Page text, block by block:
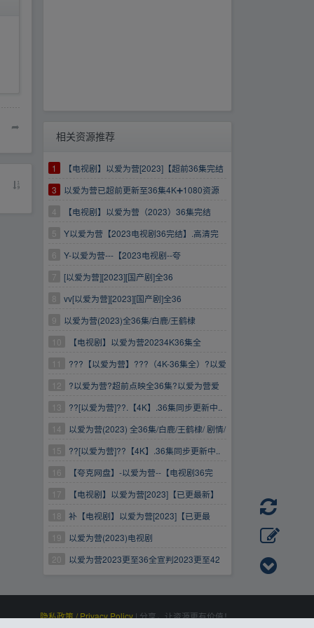
➦
相关资源推荐
1
【电视剧】以爱为营[2023]【超前36集完结
+付费彩蛋】4K高码以爱为营/白鹿/王鹤棣
3
以爱为营已超前更新至36集4K➕1080资源
速存
4
【电视剧】以爱为营（2023）36集完结
5
Y以爱为营【2023电视剧36完结】.高清完
整版
6
Y-以爱为营---【2023电视剧--夸
克-1080P36完结】
7
[以爱为营][2023][国产剧]全36
8
vv[以爱为营][2023][国产剧]全36
9
以爱为营(2023)全36集/白鹿/王鹤棣
10
【电视剧】以爱为营20234K36集全
11
???【以爱为营】???（4K-36集全）?以爱
为营爱为营以爱?为营以爱为营迅雷
12
?以爱为营?超前点映全36集?以爱为营爱
为营以爱?为营以爱为营
13
??[以爱为营]??.【4K】.36集同步更新中..
以爱为营以爱为营以爱为营（23更新失效）
14
以爱为营(2023) 全36集/白鹿/王鹤棣/ 剧情/
爱情
15
??[以爱为营]??【4K】.36集同步更新中..
以爱为营以爱为营以爱为营（12.05更新失效）
16
【夸克网盘】-以爱为营--【电视剧36完
结】.4K高清.中文字幕.全集完整
17
【电视剧】以爱为营[2023]【已更最新】
4K高码/1080P以爱为营/白鹿/王鹤棣
18
补【电视剧】以爱为营[2023]【已更最
新】4K高码/1080P以爱为营/白鹿/王鹤棣
19
以爱为营(2023)电视剧
20
以爱为营2023更至36全宣判2023更至42
隐私政策 / Privacy Policy|分享，让资源更有价值！